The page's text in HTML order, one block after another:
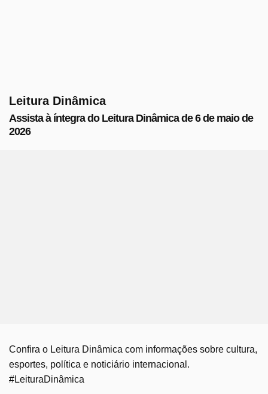
Leitura Dinâmica
Assista à íntegra do Leitura Dinâmica de 6 de maio de
2026
Confira o Leitura Dinâmica com informações sobre cultura,
esportes, política e noticiário internacional.
#LeituraDinâmica